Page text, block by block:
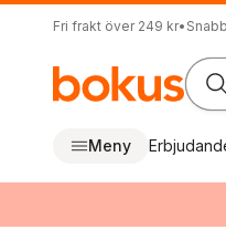
Fri frakt över 249 kr•
Meny